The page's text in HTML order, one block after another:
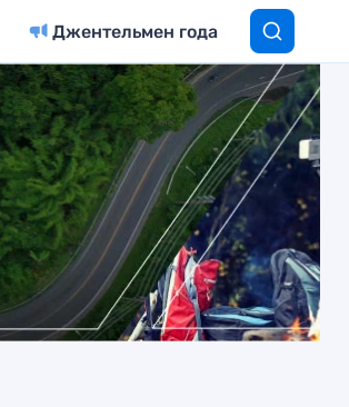
Джентельмен года